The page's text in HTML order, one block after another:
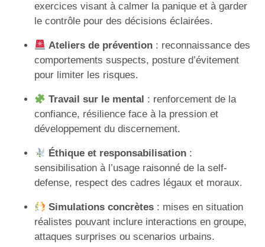
exercices visant à calmer la panique et à garder
le contrôle pour des décisions éclairées.
Ateliers de prévention : reconnaissance des
comportements suspects, posture d’évitement
pour limiter les risques.
Travail sur le mental : renforcement de la
confiance, résilience face à la pression et
développement du discernement.
Éthique et responsabilisation :
sensibilisation à l’usage raisonné de la self-
defense, respect des cadres légaux et moraux.
Simulations concrètes : mises en situation
réalistes pouvant inclure interactions en groupe,
attaques surprises ou scenarios urbains.